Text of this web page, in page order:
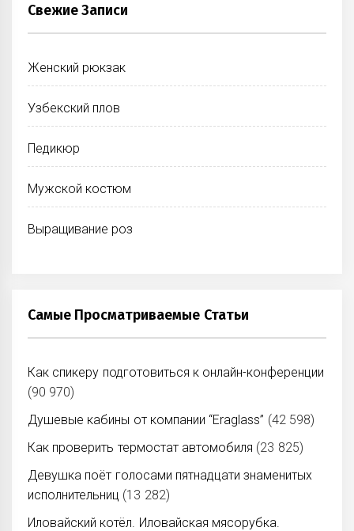
Свежие Записи
Женский рюкзак
Узбекский плов
Педикюр
Мужской костюм
Выращивание роз
Самые Просматриваемые Статьи
Как спикеру подготовиться к онлайн-конференции
(90 970)
Душевые кабины от компании “Eraglass” (42 598)
Как проверить термостат автомобиля (23 825)
Девушка поёт голосами пятнадцати знаменитых
исполнительниц (13 282)
Иловайский котёл. Иловайская мясорубка.